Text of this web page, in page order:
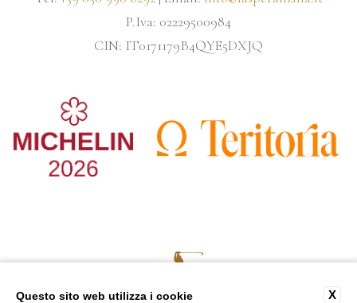
P.Iva: 02229500984
CIN: IT0171179B4QYE5DXJQ
X
Questo sito web utilizza i cookie